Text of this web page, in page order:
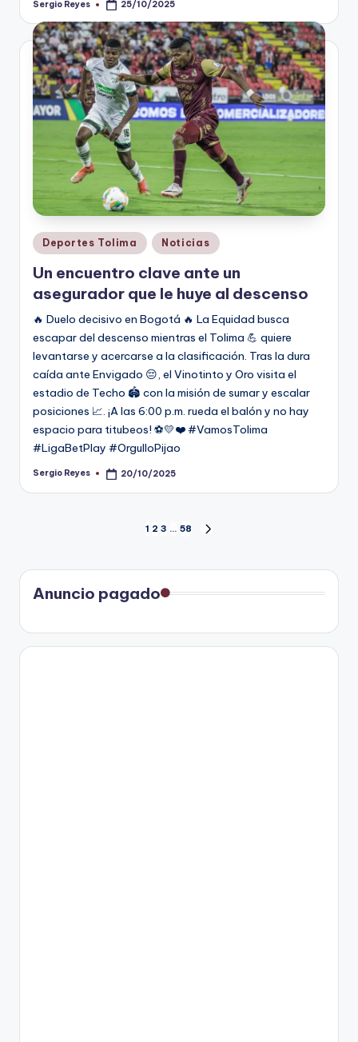
Publicado
Sergio Reyes 25/10/2025
Publicado
en
Deportes Tolima Noticias
Un encuentro clave ante un
asegurador que le huye al descenso
🔥 Duelo decisivo en Bogotá 🔥 La Equidad busca
escapar del descenso mientras el Tolima 💪 quiere
levantarse y acercarse a la clasificación. Tras la dura
caída ante Envigado 😔, el Vinotinto y Oro visita el
estadio de Techo 🏟️ con la misión de sumar y escalar
posiciones 📈. ¡A las 6:00 p.m. rueda el balón y no hay
espacio para titubeos! ⚽💛❤️ #VamosTolima
#LigaBetPlay #OrgulloPijao
Publicado
Sergio Reyes 20/10/2025
Paginación
de
entradas
1 2 3 … 58
Anuncio pagado